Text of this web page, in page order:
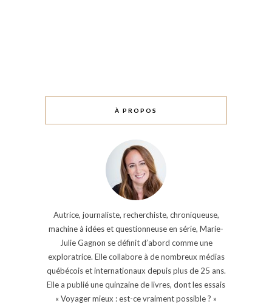
À PROPOS
Autrice, journaliste, recherchiste, chroniqueuse,
machine à idées et questionneuse en série, Marie-
Julie Gagnon se définit d’abord comme une
exploratrice. Elle collabore à de nombreux médias
québécois et internationaux depuis plus de 25 ans.
Elle a publié une quinzaine de livres, dont les essais
« Voyager mieux : est-ce vraiment possible ? »